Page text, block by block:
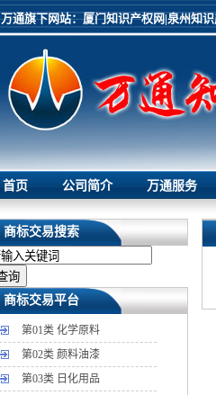
万通旗下网站：厦门知识产权网|泉州知
首页 公司简介 万通服务
商标交易搜索
商标交易平台
第01类 化学原料
第02类 颜料油漆
第03类 日化用品